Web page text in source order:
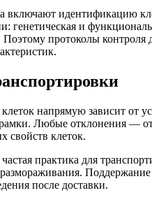
включают идентификацию
генетическая и
протоколы
напрямую зависит от
Любые отклонения —
свойств клеток.
практика для
после доставки.